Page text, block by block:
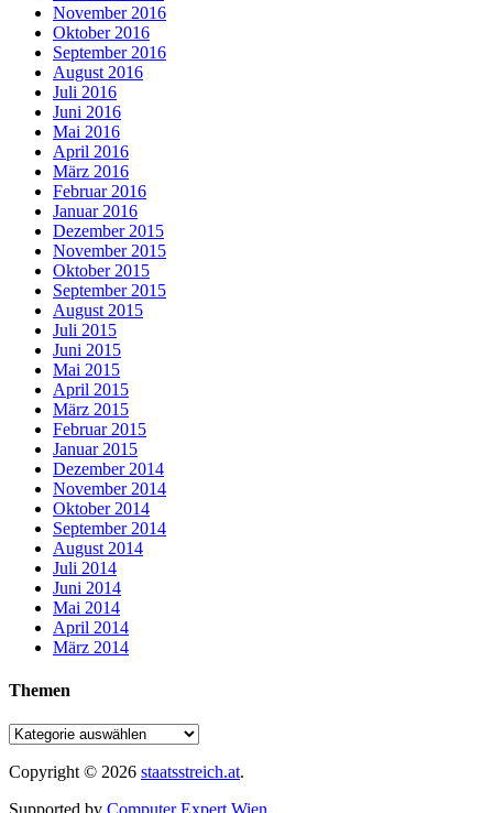
November 2016
Oktober 2016
September 2016
August 2016
Juli 2016
Juni 2016
Mai 2016
April 2016
März 2016
Februar 2016
Januar 2016
Dezember 2015
November 2015
Oktober 2015
September 2015
August 2015
Juli 2015
Juni 2015
Mai 2015
April 2015
März 2015
Februar 2015
Januar 2015
Dezember 2014
November 2014
Oktober 2014
September 2014
August 2014
Juli 2014
Juni 2014
Mai 2014
April 2014
März 2014
Themen
Copyright © 2026 staatsstreich.at.